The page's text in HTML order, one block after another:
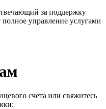
за поддержку
полное управление услугами
счета или свяжитесь